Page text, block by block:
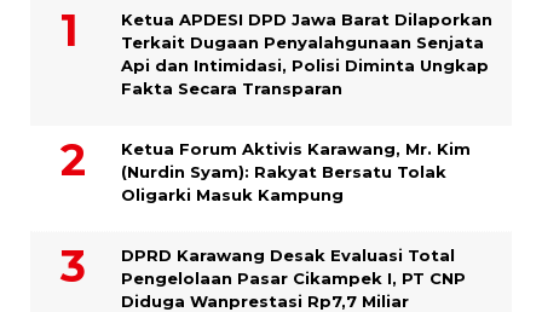
Ketua APDESI DPD Jawa Barat Dilaporkan
Terkait Dugaan Penyalahgunaan Senjata
Api dan Intimidasi, Polisi Diminta Ungkap
Fakta Secara Transparan
Ketua Forum Aktivis Karawang, Mr. Kim
(Nurdin Syam): Rakyat Bersatu Tolak
Oligarki Masuk Kampung
DPRD Karawang Desak Evaluasi Total
Pengelolaan Pasar Cikampek I, PT CNP
Diduga Wanprestasi Rp7,7 Miliar